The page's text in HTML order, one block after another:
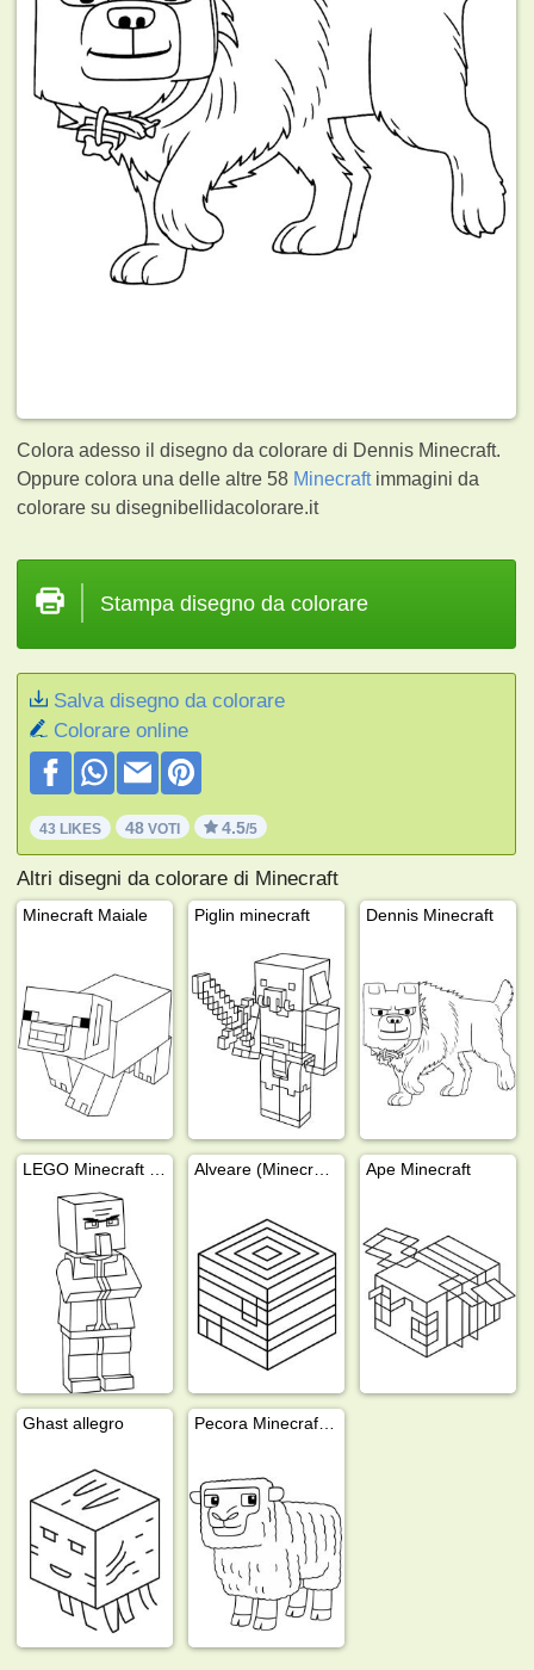
Colora adesso il disegno da colorare di Dennis Minecraft.
Oppure colora una delle altre 58 Minecraftimmagini da
colorare su disegnibellidacolorare.it
Stampa disegno da colorare
Salva disegno da colorare
Colorare online
43 LIKES 48 VOTI 4.5/5
Altri disegni da colorare di Minecraft
Minecraft Maiale Piglin minecraft Dennis Minecraft
Ape Minecraft
Ghast allegro